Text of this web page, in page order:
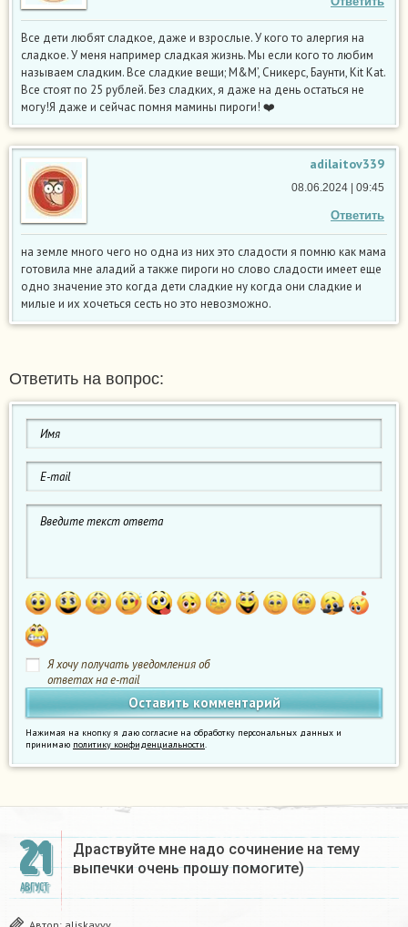
Все дети любят сладкое, даже и взрослые. У кого то алергия на
сладкое. У меня например сладкая жизнь. Мы если кого то любим
называем сладким. Все сладкие вещи; M&M’, Сникерс, Баунти, Kit Kat.
Все стоят по 25 рублей. Без сладких, я даже на день остаться не
могу!Я даже и сейчас помня мамины пироги! ❤️
adilaitov339
Ответить
08.06.2024 | 09:45
на земле много чего но одна из них это сладости я помню как мама
готовила мне аладий а также пироги но слово сладости имеет еще
одно значение это когда дети сладкие ну когда они сладкие и
милые и их хочеться сесть но это невозможно.
Ответить на вопрос:
Я хочу получать уведомления об
ответах на e-mail
Нажимая на кнопку я даю согласие на обработку персональных данных и
принимаю политику конфиденциальности.
21
АВГУСТ
Драствуйте мне надо сочинение на тему
выпечки очень прошу помогите)